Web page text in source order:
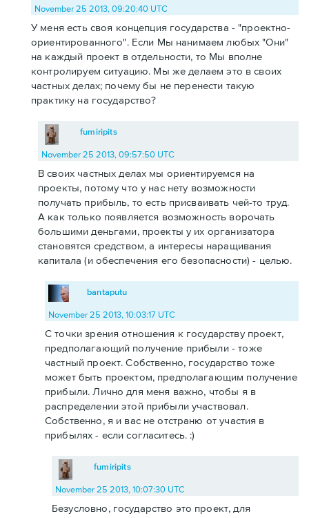
November 25 2013, 09:20:40 UTC
У меня есть своя концепция государства - "проектно-
ориентированного". Если Мы нанимаем любых "Они"
на каждый проект в отдельности, то Мы вполне
контролируем ситуацию. Мы же делаем это в своих
частных делах; почему бы не перенести такую
практику на государство?
fumiripits
November 25 2013, 09:57:50 UTC
В своих частных делах мы ориентируемся на
проекты, потому что у нас нету возможности
получать прибыль, то есть присваивать чей-то труд.
А как только появляется возможность ворочать
большими деньгами, проекты у их организатора
становятся средством, а интересы наращивания
капитала (и обеспечения его безопасности) - целью.
bantaputu
November 25 2013, 10:03:17 UTC
С точки зрения отношения к государству проект,
предполагающий получение прибыли - тоже
частный проект. Собственно, государство тоже
может быть проектом, предполагающим получение
прибыли. Лично для меня важно, чтобы я в
распределении этой прибыли участвовал.
Собственно, я и вас не отстраню от участия в
прибылях - если согласитесь. :)
fumiripits
November 25 2013, 10:07:30 UTC
Безусловно, государство это проект, для